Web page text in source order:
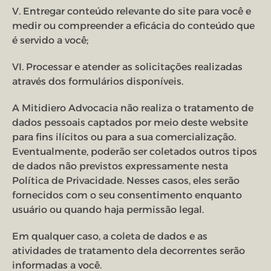
V. Entregar conteúdo relevante do site para você e
medir ou compreender a eficácia do conteúdo que
é servido a você;
VI. Processar e atender as solicitações realizadas
através dos formulários disponíveis.
A Mitidiero Advocacia não realiza o tratamento de
dados pessoais captados por meio deste website
para fins ilícitos ou para a sua comercialização.
Eventualmente, poderão ser coletados outros tipos
de dados não previstos expressamente nesta
Política de Privacidade. Nesses casos, eles serão
fornecidos com o seu consentimento enquanto
usuário ou quando haja permissão legal.
Em qualquer caso, a coleta de dados e as
atividades de tratamento dela decorrentes serão
informadas a você.